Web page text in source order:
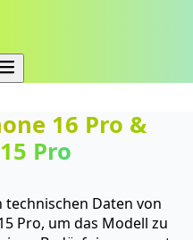
16 Pro &
Pro
Daten von
Pro, um das Modell zu